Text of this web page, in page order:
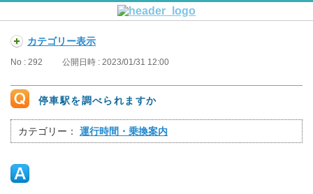
カテゴリー表示
No : 292 公開日時 : 2023/01/31 12:00
停車駅を調べられますか
カテゴリー： 運行時間・乗換案内